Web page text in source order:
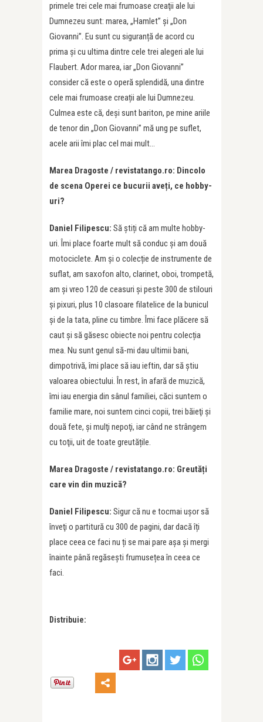
primele trei cele mai frumoase creaţii ale lui
Dumnezeu sunt: marea, „Hamlet” şi „Don
Giovanni”. Eu sunt cu siguranță de acord cu
prima şi cu ultima dintre cele trei alegeri ale lui
Flaubert. Ador marea, iar „Don Giovanni”
consider că este o operă splendidă, una dintre
cele mai frumoase creații ale lui Dumnezeu.
Culmea este că, deși sunt bariton, pe mine ariile
de tenor din „Don Giovanni” mă ung pe suflet,
acele arii îmi plac cel mai mult…
Marea Dragoste / revistatango.ro: Dincolo
de scena Operei ce bucurii aveți, ce hobby-
uri?
Daniel Filipescu: Să știți că am multe hobby-
uri. Îmi place foarte mult să conduc şi am două
motociclete. Am și o colecție de instrumente de
suflat, am saxofon alto, clarinet, oboi, trompetă,
am și vreo 120 de ceasuri și peste 300 de stilouri
și pixuri, plus 10 clasoare filatelice de la bunicul
și de la tata, pline cu timbre. Îmi face plăcere să
caut și să găsesc obiecte noi pentru colecția
mea. Nu sunt genul să-mi dau ultimii bani,
dimpotrivă, îmi place să iau ieftin, dar să știu
valoarea obiectului. În rest, în afară de muzică,
îmi iau energia din sânul familiei, căci suntem o
familie mare, noi suntem cinci copii, trei băieţi şi
două fete, şi mulţi nepoţi, iar când ne strângem
cu toţii, uit de toate greutățile.
Marea Dragoste / revistatango.ro: Greutăți
care vin din muzică?
Daniel Filipescu: Sigur că nu e tocmai ușor să
înveţi o partitură cu 300 de pagini, dar dacă îți
place ceea ce faci nu ți se mai pare așa și mergi
înainte până regăsești frumusețea în ceea ce
faci.
Distribuie: